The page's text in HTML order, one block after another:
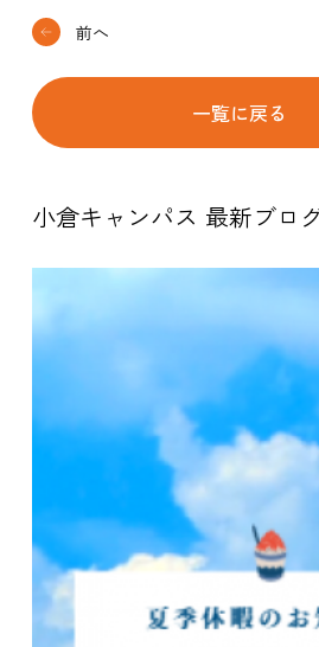
前へ
一覧に戻る
小倉キャンパス 最新ブロ